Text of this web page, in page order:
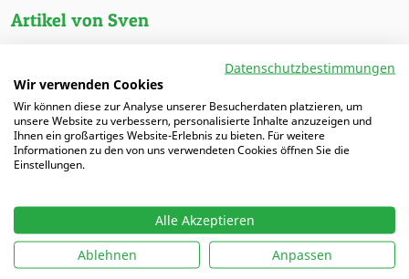
Artikel von Sven
Das Spielprinzip „Locken und verlagern“
trainieren
Datenschutzbestimmungen
Wir verwenden Cookies
Wir können diese zur Analyse unserer Besucherdaten platzieren, um
unsere Website zu verbessern, personalisierte Inhalte anzuzeigen und
Ihnen ein großartiges Website-Erlebnis zu bieten. Für weitere
Informationen zu den von uns verwendeten Cookies öffnen Sie die
Einstellungen.
Alle Akzeptieren
Ablehnen
Anpassen